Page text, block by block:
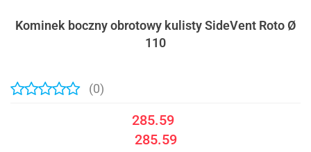
Kominek boczny obrotowy kulisty SideVent Roto Ø
110
(0)
285.59
285.59